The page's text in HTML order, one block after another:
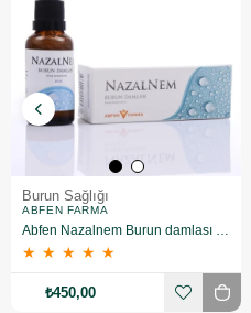
Burun Sağlığı
ABFEN FARMA
Abfen Nazalnem Burun damlası 30 ml
★ ★ ★ ★ ★
₺450,00